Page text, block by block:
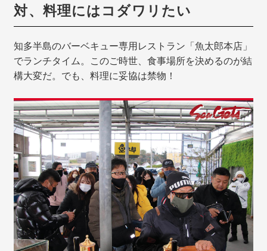
対、料理にはコダワリたい
知多半島のバーベキュー専用レストラン「魚太郎本店」
でランチタイム。このご時世、食事場所を決めるのが結
構大変だ。でも、料理に妥協は禁物！